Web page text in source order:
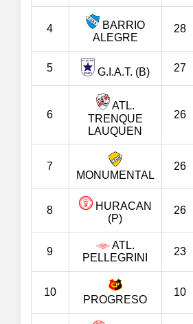
4
BARRIO
ALEGRE
28
5 G.I.A.T. (B) 27
6
ATL.
TRENQUE
LAUQUEN
26
7
MONUMENTAL
26
8
HURACAN
(P)
26
9
ATL.
PELLEGRINI
23
10
PROGRESO
10